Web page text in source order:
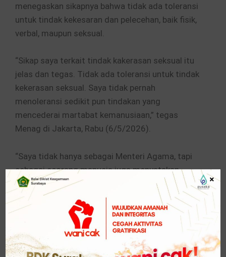
menegaskan sikapnya bahwa tidak ada toleransi
untuk tindak kekesaran dan pelecehan, baik fisik,
verbal, maupun seksual.
“Sikap saya terkait tindak kakerasan seksual itu
jelas dan tegas. Tidak ada toleransi untuk tindak
kekerasan seksual. Saya tidak pernah
menoleransi sedikit pun tindakan yang
mencederai martabat kemanusiaan,” tegas
Menag di Jakarta, Rabu (6/5/2026).
“Saya tidak hanya sebagai Menteri Agama, tapi
sebagai seorang manusia juga menyatakan
semua yang bertentangan dengan moralitas itu
harus menjadi musuh bersama,” sambungnya.
Menag menekankan bahwa lembaga pendidikan
harus menjadi ruang aman dan bermartabat bagi
seluruh peserta didik. “Lembaga pendidikan
×